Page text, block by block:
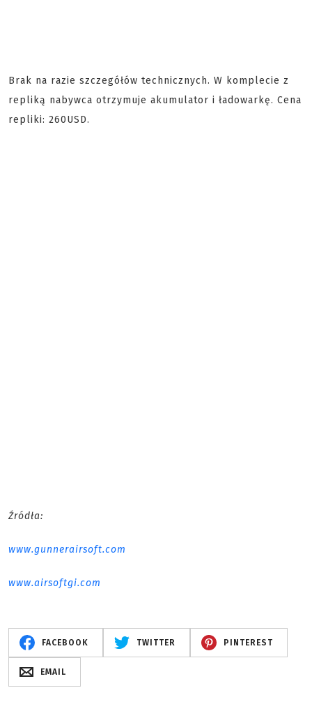
Brak na razie szczegółów technicznych. W komplecie z
repliką nabywca otrzymuje akumulator i ładowarkę. Cena
repliki: 260USD.
Źródła:
www.gunnerairsoft.com
www.airsoftgi.com
FACEBOOK TWITTER PINTEREST
EMAIL